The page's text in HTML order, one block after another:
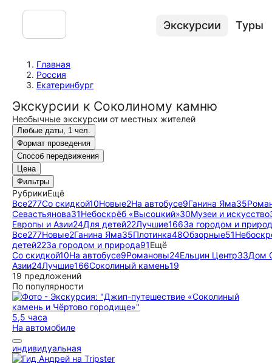
Экскурсии Туры
Главная
Россия
Екатеринбург
Экскурсии к Соколиному камню
Необычные экскурсии от местных жителей
Любые даты, 1 чел.
Формат проведения
Способ передвижения
Цена
Фильтры
РубрикиЕщё
Все277Со скидкой10Новые2На автобусе9Ганина Яма35
Севастьянова31Небоскрёб «Высоцкий»30Музеи и искусство
Европы и Азии24Для детей22Лучшие166За городом и
Все277Новые2Ганина Яма35Плотинка48Обзорные51
детей22За городом и природа91Ещё
Со скидкой10На автобусе9Романовы24Ельцин Центр33Дом
Азии24Лучшие166Соколиный камень19
19 предложений
По популярности
5,5 часа
На автомобиле
индивидуальная